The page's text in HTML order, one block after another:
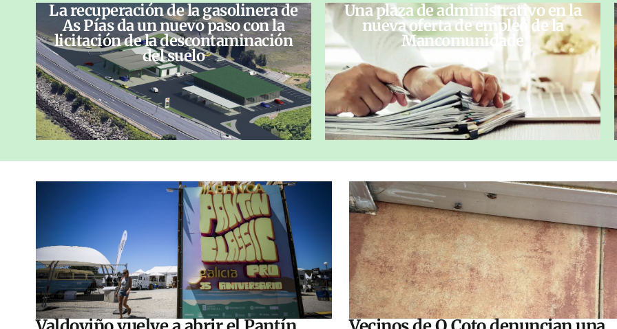
La recuperación de la gasolinera de
As Pías da un nuevo paso con la
licitación de la descontaminación
del suelo
Una plaza de administrativo en la
nueva oferta de empleo de la
Mancomunidade